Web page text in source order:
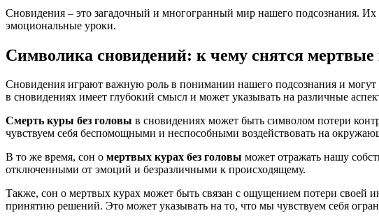
Сновидения – это загадочный и многогранный мир нашего подсознания.
эмоциональные уроки.
Символика сновидений: к чему снятся мертвые
Сновидения играют важную роль в понимании нашего подсознания и
в сновидениях имеет глубокий смысл и может указывать на различные
Смерть куры без головы в сновидениях может быть символом потери
чувствуем себя беспомощными и неспособными воздействовать на
В то же время, сон о мертвых курах без головы может отражать нашу
отключенными от эмоций и безразличными к происходящему.
Также, сон о мертвых курах может быть связан с ощущением потери своей
принятию решений. Это может указывать на то, что мы чувствуем себя